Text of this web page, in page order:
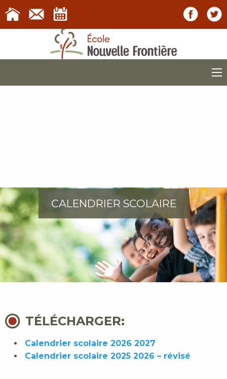
CALENDRIER SCOLAIRE
TÉLÉCHARGER:
Calendrier scolaire 2026 2027
Calendrier scolaire 2025 2026 – révisé